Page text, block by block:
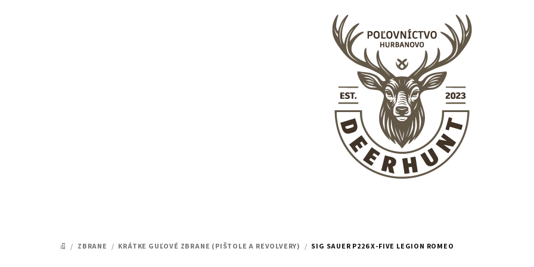
DOMOV
/ ZBRANE / KRÁTKE GUĽOVÉ ZBRANE (PIŠTOLE A REVOLVERY) / SIG SAUER P226 X-FIVE LEGION ROMEO